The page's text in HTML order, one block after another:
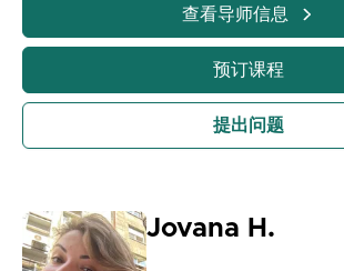
查看导师信息
预订课程
提出问题
Jovana H.